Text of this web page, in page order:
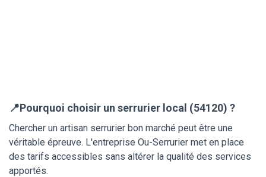
📍Pourquoi choisir un serrurier local (54120) ?
Chercher un artisan serrurier bon marché peut être une
véritable épreuve. L'entreprise Ou-Serrurier met en place
des tarifs accessibles sans altérer la qualité des services
apportés.